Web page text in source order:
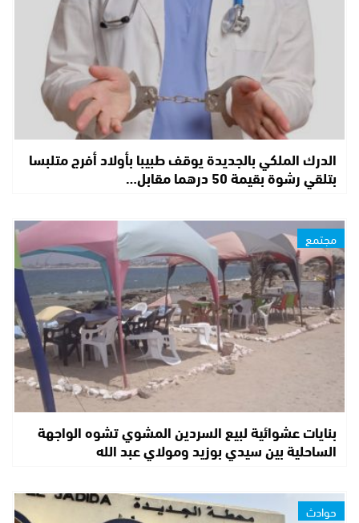
الدرك الملكي بالجديدة يوقف طبيبا بأولاد أفرج متلبسا
بتلقي رشوة بقيمة 50 درهما مقابل…
مجتمع
بنايات عشوائية لبيع السردين المشوي تشوه الواجهة
الساحلية بين سيدي بوزيد ومولاي عبد الله
حوادث